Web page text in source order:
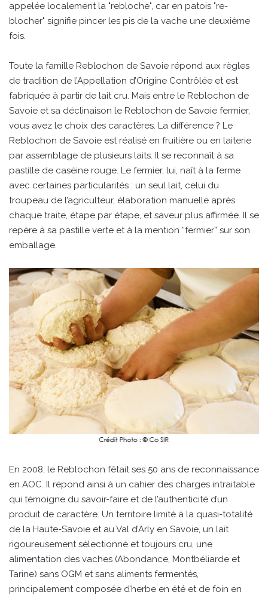
appelée localement la "rebloche", car en patois "re-
blocher" signifie pincer les pis de la vache une deuxième
fois.
Toute la famille Reblochon de Savoie répond aux règles
de tradition de l’Appellation d’Origine Contrôlée et est
fabriquée à partir de lait cru. Mais entre le Reblochon de
Savoie et sa déclinaison le Reblochon de Savoie fermier,
vous avez le choix des caractères. La différence ? Le
Reblochon de Savoie est réalisé en fruitière ou en laiterie
par assemblage de plusieurs laits. Il se reconnaît à sa
pastille de caséine rouge. Le fermier, lui, naît à la ferme
avec certaines particularités : un seul lait, celui du
troupeau de l’agriculteur, élaboration manuelle après
chaque traite, étape par étape, et saveur plus affirmée. Il se
repère à sa pastille verte et à la mention “fermier” sur son
emballage.
En 2008, le Reblochon fêtait ses 50 ans de reconnaissance
en AOC. Il répond ainsi à un cahier des charges intraitable
qui témoigne du savoir-faire et de l’authenticité d’un
produit de caractère. Un territoire limité à la quasi-totalité
de la Haute-Savoie et au Val d’Arly en Savoie, un lait
rigoureusement sélectionné et toujours cru, une
alimentation des vaches (Abondance, Montbéliarde et
Tarine) sans OGM et sans aliments fermentés,
principalement composée d’herbe en été et de foin en